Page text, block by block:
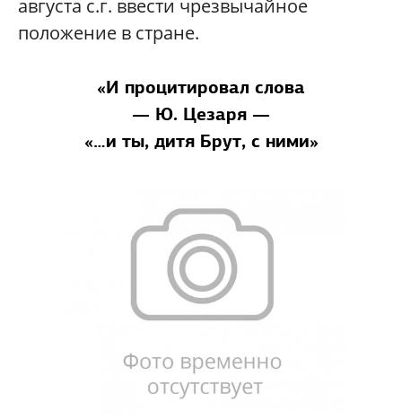
августа с.г. ввести чрезвычайное
положение в стране.
«И процитировал слова
— Ю. Цезаря —
«…и ты, дитя Брут, с ними»